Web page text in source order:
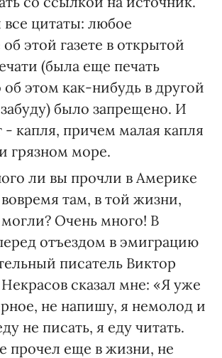
все цитаты: любое
этой газете в открытой
(была еще печать
об этом как-нибудь в другой
было запрещено. И
- капля, причем малая капля
грязном море.
ли вы прочли в Америке
вовремя там, в той жизни,
Очень много! В
отъездом в эмиграцию
писатель Виктор
сказал мне: «Я уже
не напишу, я немолод и
не писать, я еду читать.
прочел еще в жизни, не